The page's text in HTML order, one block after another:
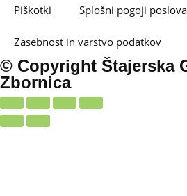
© Copyright Štajerska
Zbornica
Piškotki Splošni pogoji
Zasebnost in varstvo podatkov